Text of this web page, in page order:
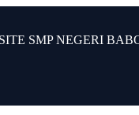
SMP NEGERI